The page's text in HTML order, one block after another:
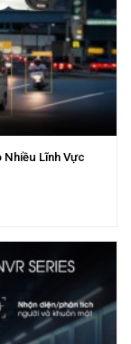
Nhiều Lĩnh Vực